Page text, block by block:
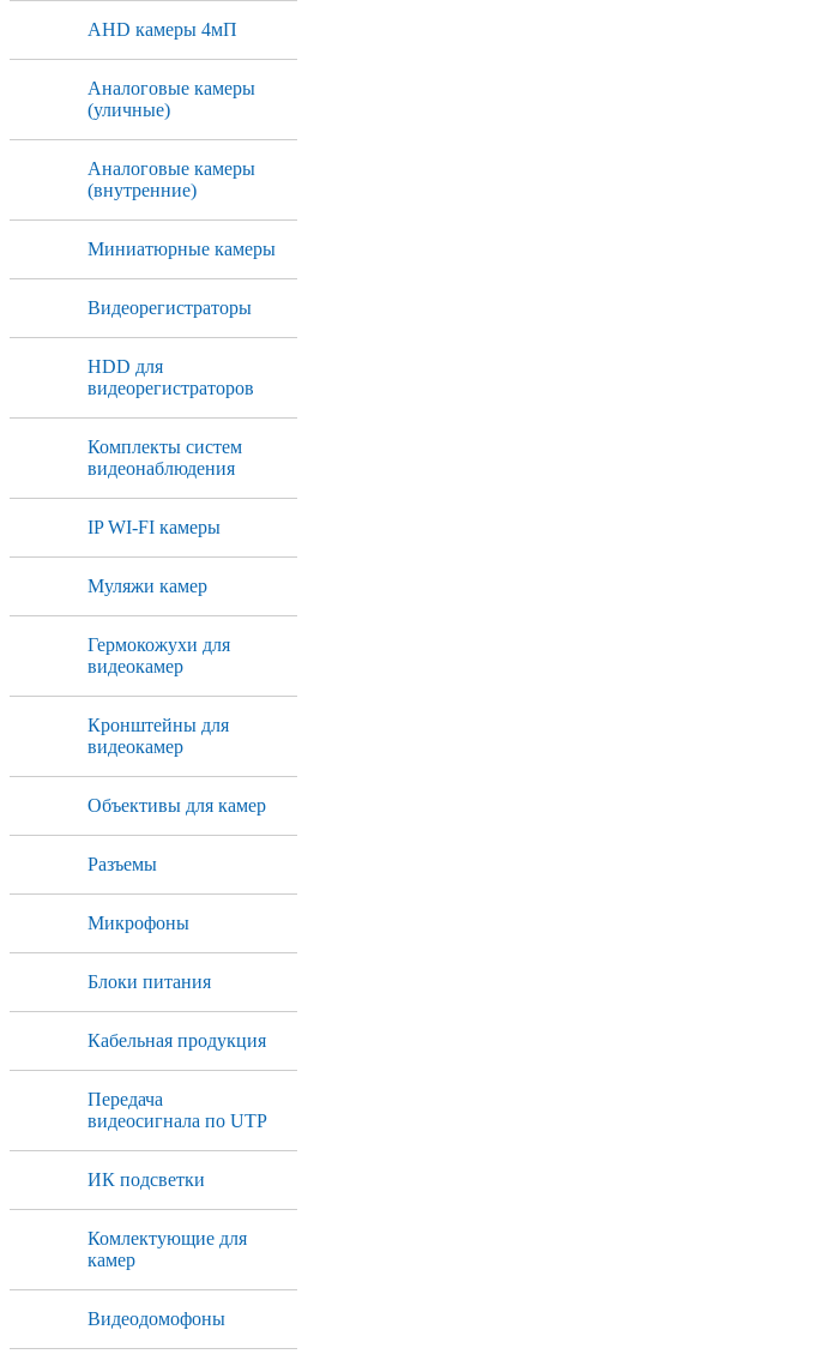
AHD камеры 4мП
Аналоговые камеры
(уличные)
Аналоговые камеры
(внутренние)
Миниатюрные камеры
Видеорегистраторы
HDD для
видеорегистраторов
Комплекты систем
видеонаблюдения
IP WI-FI камеры
Муляжи камер
Гермокожухи для
видеокамер
Кронштейны для
видеокамер
Объективы для камер
Разъемы
Микрофоны
Блоки питания
Кабельная продукция
Передача
видеосигнала по UTP
ИК подсветки
Комлектующие для
камер
Видеодомофоны